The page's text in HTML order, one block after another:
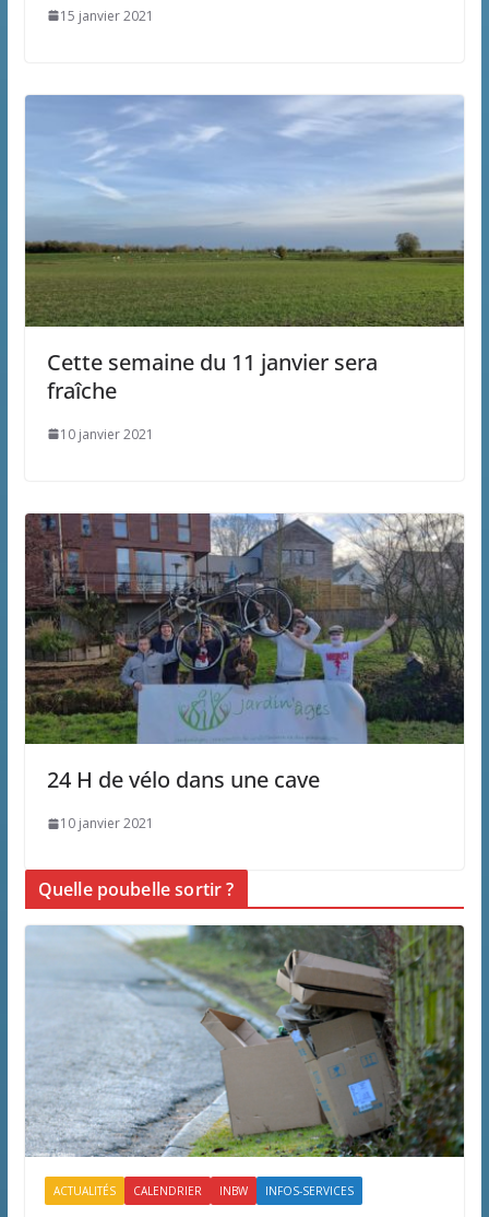
15 janvier 2021
Cette semaine du 11 janvier sera
fraîche
10 janvier 2021
24 H de vélo dans une cave
10 janvier 2021
Quelle poubelle sortir ?
ACTUALITÉS CALENDRIER INBW INFOS-SERVICES